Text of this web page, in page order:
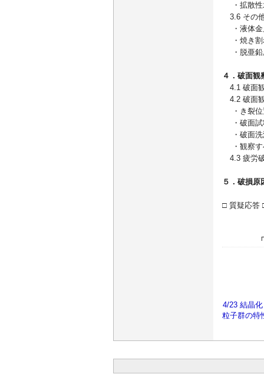
・拡散性
3.6 その
・液体金
・焼き割
・脱亜鉛
４．破面観
4.1 破面
4.2 破面
・き裂位
・破面試
・破面洗
・観察す
4.3 疲労
５．破損原
□ 質疑応答
4/23 結晶
粒子群の特